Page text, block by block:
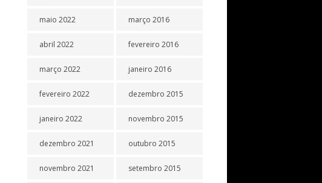
maio 2022
abril 2022
março 2022
fevereiro 2022
janeiro 2022
dezembro 2021
novembro 2021
março 2016
fevereiro 2016
janeiro 2016
dezembro 2015
novembro 2015
outubro 2015
setembro 2015